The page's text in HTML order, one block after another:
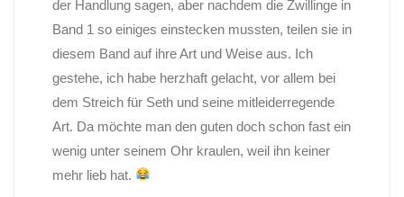
der Handlung sagen, aber nachdem die Zwillinge in
Band 1 so einiges einstecken mussten, teilen sie in
diesem Band auf ihre Art und Weise aus. Ich
gestehe, ich habe herzhaft gelacht, vor allem bei
dem Streich für Seth und seine mitleiderregende
Art. Da möchte man den guten doch schon fast ein
wenig unter seinem Ohr kraulen, weil ihn keiner
mehr lieb hat.